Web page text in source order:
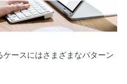
ケースにはさまざまなパターン